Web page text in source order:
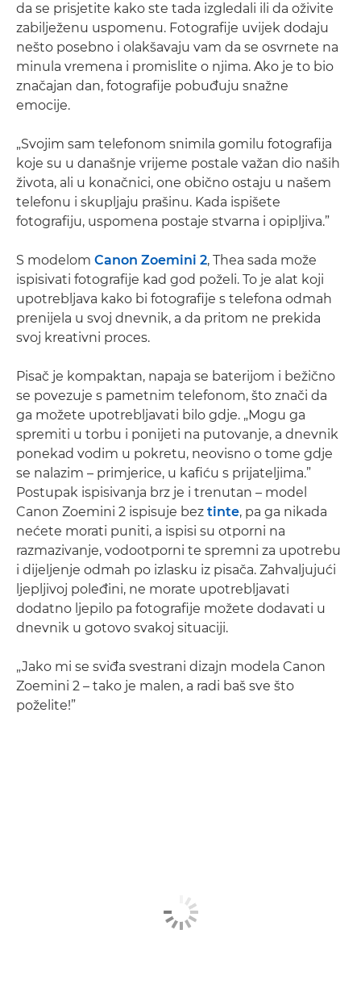
da se prisjetite kako ste tada izgledali ili da oživite
zabilježenu uspomenu. Fotografije uvijek dodaju
nešto posebno i olakšavaju vam da se osvrnete na
minula vremena i promislite o njima. Ako je to bio
značajan dan, fotografije pobuđuju snažne
emocije.
„Svojim sam telefonom snimila gomilu fotografija
koje su u današnje vrijeme postale važan dio naših
života, ali u konačnici, one obično ostaju u našem
telefonu i skupljaju prašinu. Kada ispišete
fotografiju, uspomena postaje stvarna i opipljiva.”
S modelom Canon Zoemini 2, Thea sada može
ispisivati fotografije kad god poželi. To je alat koji
upotrebljava kako bi fotografije s telefona odmah
prenijela u svoj dnevnik, a da pritom ne prekida
svoj kreativni proces.
Pisač je kompaktan, napaja se baterijom i bežično
se povezuje s pametnim telefonom, što znači da
ga možete upotrebljavati bilo gdje. „Mogu ga
spremiti u torbu i ponijeti na putovanje, a dnevnik
ponekad vodim u pokretu, neovisno o tome gdje
se nalazim – primjerice, u kafiću s prijateljima.”
Postupak ispisivanja brz je i trenutan – model
Canon Zoemini 2 ispisuje bez tinte, pa ga nikada
nećete morati puniti, a ispisi su otporni na
razmazivanje, vodootporni te spremni za upotrebu
i dijeljenje odmah po izlasku iz pisača. Zahvaljujući
ljepljivoj poleđini, ne morate upotrebljavati
dodatno ljepilo pa fotografije možete dodavati u
dnevnik u gotovo svakoj situaciji.
„Jako mi se sviđa svestrani dizajn modela Canon
Zoemini 2 – tako je malen, a radi baš sve što
poželite!”